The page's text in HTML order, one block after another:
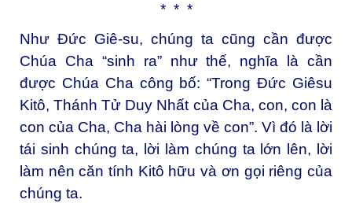
* * *
Như Đức Giê-su, chúng ta cũng cần được
Chúa Cha “sinh ra” như thế, nghĩa là cần
được Chúa Cha công bố: “Trong Đức Giêsu
Kitô, Thánh Tử Duy Nhất của Cha, con, con là
con của Cha, Cha hài lòng về con”. Vì đó là lời
tái sinh chúng ta, lời làm chúng ta lớn lên, lời
làm nên căn tính Kitô hữu và ơn gọi riêng của
chúng ta.